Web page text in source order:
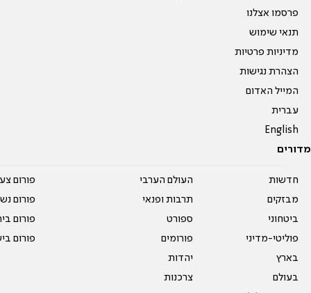
פרסמו אצלנו
תנאי שימוש
מדיניות פרטיות
הצהרת נגישות
המייל האדום
עברית
English
מדורים
חדשות
מבזקים
ביטחוני
פוליטי-מדיני
בארץ
בעולם
העולם הערבי
תרבות ופנאי
ספורט
פורומים
יהדות
צרכנות
פורום
פורום
פורום
פורום